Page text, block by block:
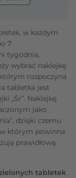
w każdym
7
tygodnia,
wybrać naklejkę
rozpoczyna
tabletka jest
„Śr”. Naklejkę
jako
dzięki czemu
którym powinna
prawidłową
tabletek